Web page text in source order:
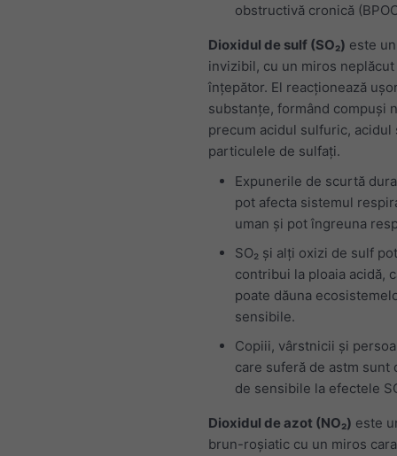
obstructivă cronică
Dioxidul de sulf (SO₂) este
invizibil, cu un miros
înțepător. El reacționează
substanțe, formând compuși
precum acidul sulfuric, acidul
particulele de sulfați.
Expunerile de scurtă
pot afecta sistemul
uman și pot îngreuna
SO₂ și alți oxizi de sulf pot
contribui la ploaia acidă,
poate dăuna
sensibile.
Copiii, vârstnicii și
care suferă de astm sunt
de sensibile la efectele
Dioxidul de azot (NO₂) este
brun-roșiatic cu un miros